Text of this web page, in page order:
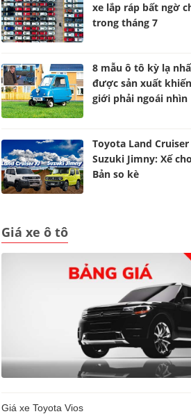
xe lắp ráp bất ngờ
trong tháng 7
8 mẫu ô tô kỳ lạ
được sản xuất
giới phải ngoái nhìn
Toyota Land Cruiser
Suzuki Jimny: Xế
Bản so kè
Giá xe ô tô
Giá xe Toyota Vios